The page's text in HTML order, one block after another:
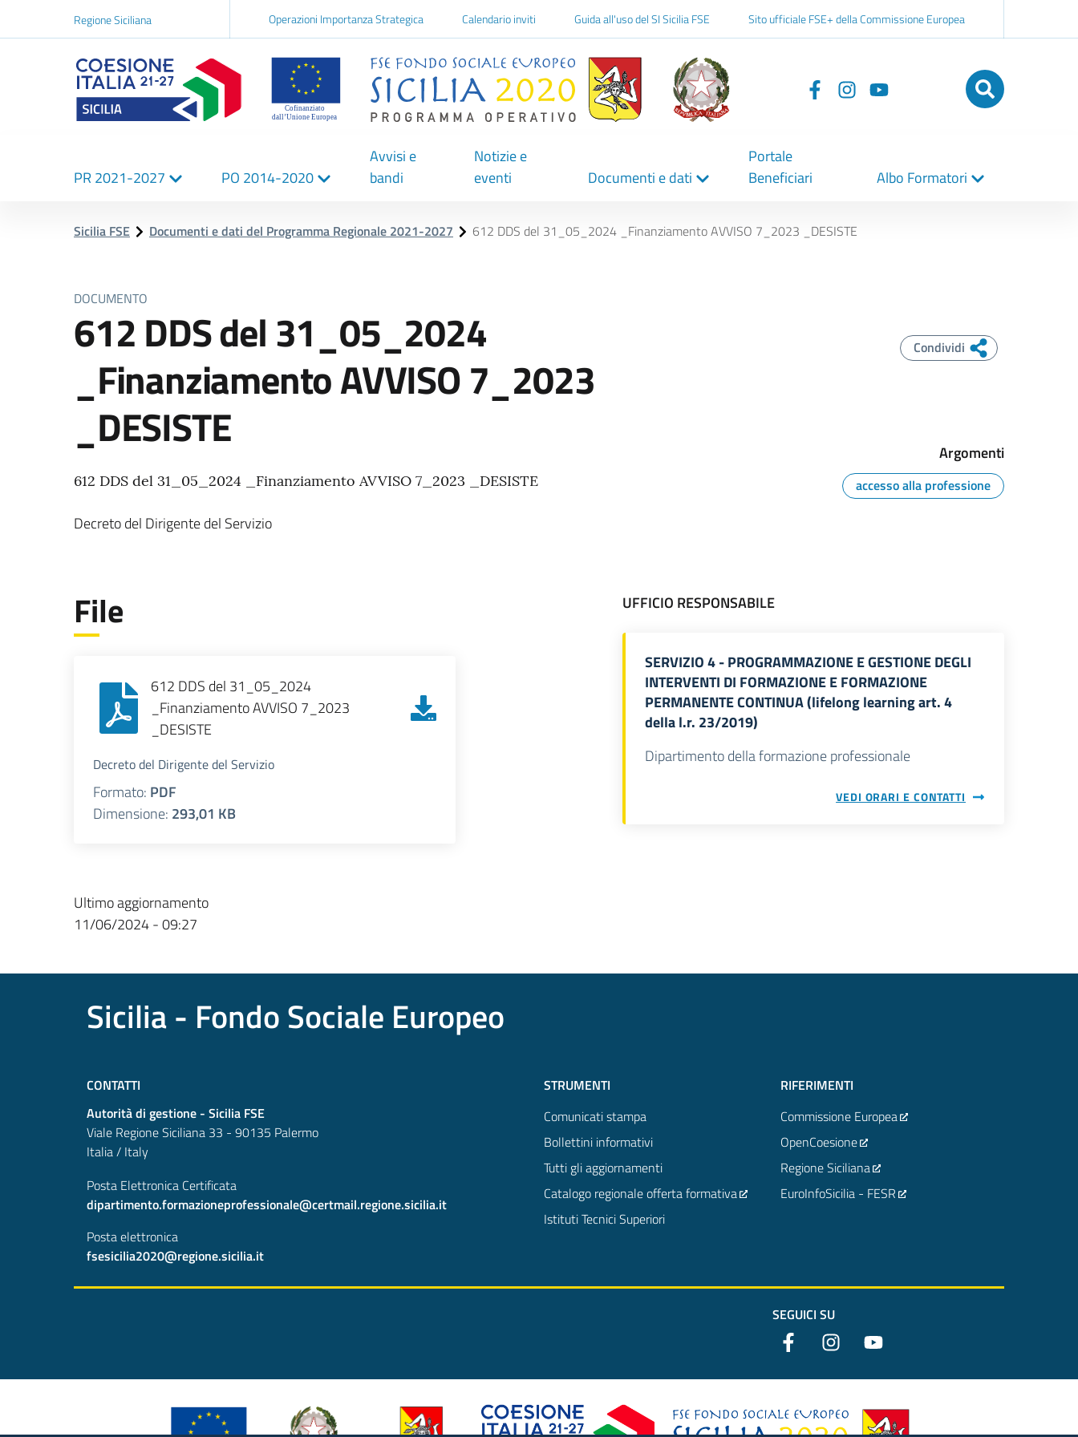
Regione Siciliana Navigazione
network
Operazioni Importanza Strategica Calendario inviti Guida all'uso del SI Sicilia FSE Sito ufficiale FSE+ della Commissione Europea
Logo Sicilia FSE
Seguici
Navigazione
principale
PR 2021-2027 PO 2014-2020
Avvisi e
bandi
Notizie e
eventi
Documenti e dati
Portale
Beneficiari
Albo Formatori
Sicilia FSE Documenti e dati del Programma Regionale 2021-2027 612 DDS del 31_05_2024 _Finanziamento AVVISO 7_2023 _DESISTE
DOCUMENTO
612 DDS del 31_05_2024
_Finanziamento AVVISO 7_2023
_DESISTE
612 DDS del 31_05_2024 _Finanziamento AVVISO 7_2023 _DESISTE
Decreto del Dirigente del Servizio
Condividi
Argomenti
accesso alla professione
File
612 DDS del 31_05_2024
_Finanziamento AVVISO 7_2023
_DESISTE
Decreto del Dirigente del Servizio
Formato: PDF
Dimensione: 293,01 KB
UFFICIO RESPONSABILE
SERVIZIO 4 - PROGRAMMAZIONE E GESTIONE DEGLI
INTERVENTI DI FORMAZIONE E FORMAZIONE
PERMANENTE CONTINUA (lifelong learning art. 4
della l.r. 23/2019)
Dipartimento della formazione professionale
VEDI ORARI E CONTATTI
Ultimo aggiornamento
11/06/2024 - 09:27
Sicilia - Fondo Sociale Europeo
CONTATTI
Autorità di gestione - Sicilia FSE
Viale Regione Siciliana 33 - 90135 Palermo
Italia / Italy
Posta Elettronica Certificata
dipartimento.formazioneprofessionale@certmail.regione.sicilia.it
Posta elettronica
fsesicilia2020@regione.sicilia.it
STRUMENTI
Comunicati stampa
Bollettini informativi
Tutti gli aggiornamenti
Catalogo regionale offerta formativa
Istituti Tecnici Superiori
RIFERIMENTI
Commissione Europea
OpenCoesione
Regione Siciliana
EuroInfoSicilia - FESR
SEGUICI SU